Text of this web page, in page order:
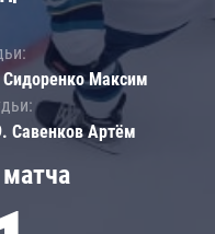
Сидоренко Максим
Савенков Артём